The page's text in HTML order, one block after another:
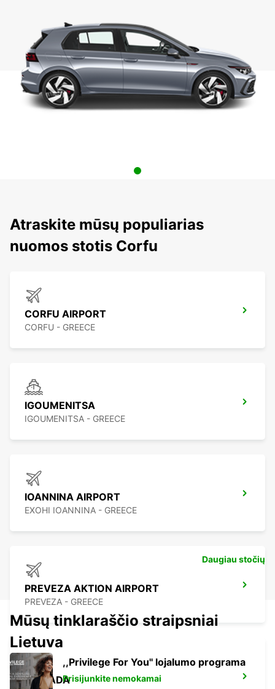
Atraskite mūsų populiarias
nuomos stotis Corfu
CORFU AIRPORT
CORFU - GREECE
IGOUMENITSA
IGOUMENITSA - GREECE
IOANNINA AIRPORT
EXOHI IOANNINA - GREECE
PREVEZA AKTION AIRPORT
PREVEZA - GREECE
LEFKADA
Daugiau stočių
Mūsų tinklaraščio straipsniai
Lietuva
,,Privilege For You'' lojalumo programa
Prisijunkite nemokamai